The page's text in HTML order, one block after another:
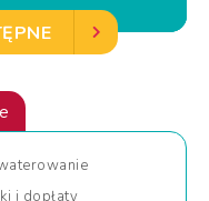
i dopłaty